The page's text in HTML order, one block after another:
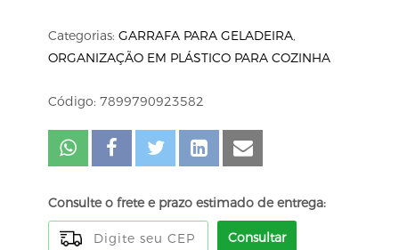
Categorias: GARRAFA PARA GELADEIRA,
ORGANIZAÇÃO EM PLÁSTICO PARA COZINHA
Código: 7899790923582
Consulte o frete e prazo estimado de entrega:
Consultar